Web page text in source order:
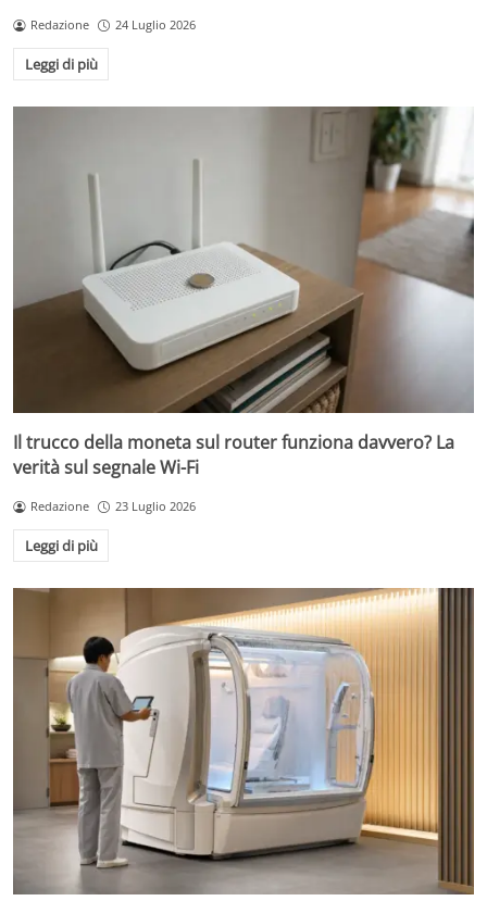
Redazione 24 Luglio 2026
Leggi di più
Il trucco della moneta sul router funziona davvero? La
verità sul segnale Wi-Fi
Redazione 23 Luglio 2026
Leggi di più